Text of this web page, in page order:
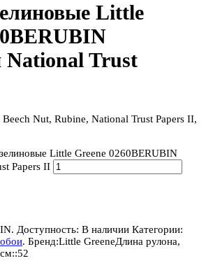
Little
National Trust
Nut, Rubine, National Trust Papers II,
Little Greene 0260BERUBIN
Papers II
. Доступность: В наличии Категории:
. Бренд:Little GreeneДлина рулона,
52